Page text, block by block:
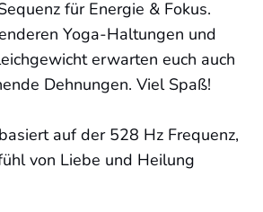
für Energie & Fokus.
Yoga-Haltungen und
erwarten euch auch
Dehnungen. Viel Spaß!
auf der 528 Hz Frequenz,
von Liebe und Heilung